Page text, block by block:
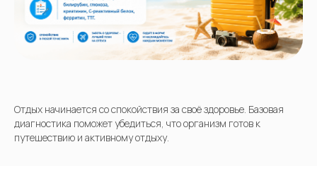
Отдых начинается со спокойствия за своё здоровье. Базовая
диагностика поможет убедиться, что организм готов к
путешествию и активному отдыху.